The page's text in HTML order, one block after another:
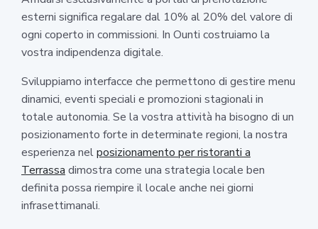
esterni significa regalare dal 10% al 20% del valore di
ogni coperto in commissioni. In Ounti costruiamo la
vostra indipendenza digitale.
Sviluppiamo interfacce che permettono di gestire menu
dinamici, eventi speciali e promozioni stagionali in
totale autonomia. Se la vostra attività ha bisogno di un
posizionamento forte in determinate regioni, la nostra
esperienza nelposizionamento per ristoranti a
Terrassa dimostra come una strategia locale ben
definita possa riempire il locale anche nei giorni
infrasettimanali.